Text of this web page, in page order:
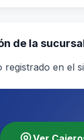
de la
en el